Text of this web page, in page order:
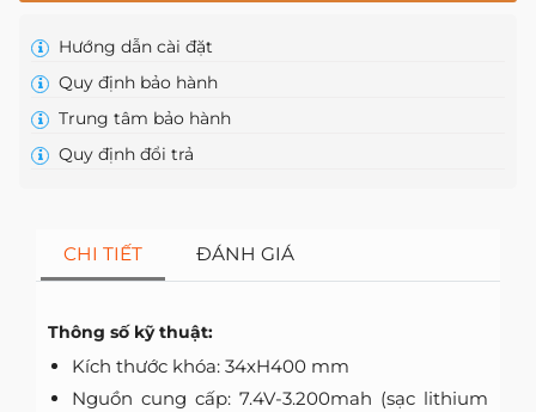
Hướng dẫn cài đặt
Quy định bảo hành
Trung tâm bảo hành
Quy định đổi trả
CHI TIẾT ĐÁNH GIÁ
Thông số kỹ thuật:
Kích thước khóa: 34xH400 mm
Nguồn cung cấp: 7.4V-3.200mah (sạc lithium